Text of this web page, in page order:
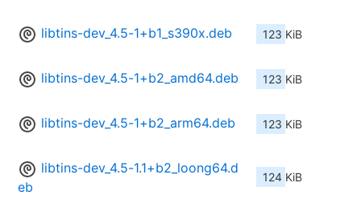
libtins-dev_4.5-1+b1_s390x.deb 123 KiB
libtins-dev_4.5-1+b2_amd64.deb 123 KiB
libtins-dev_4.5-1+b2_arm64.deb 123 KiB
libtins-dev_4.5-1.1+b2_loong64.d
eb
124 KiB